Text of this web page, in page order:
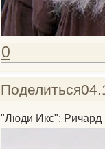
0
Поделиться
"Люди Икс":